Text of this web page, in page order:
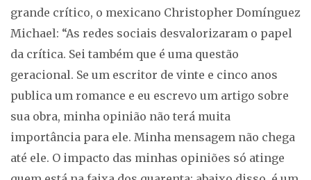
grande crítico, o mexicano Christopher Domínguez
Michael: “As redes sociais desvalorizaram o papel
da crítica. Sei também que é uma questão
geracional. Se um escritor de vinte e cinco anos
publica um romance e eu escrevo um artigo sobre
sua obra, minha opinião não terá muita
importância para ele. Minha mensagem não chega
até ele. O impacto das minhas opiniões só atinge